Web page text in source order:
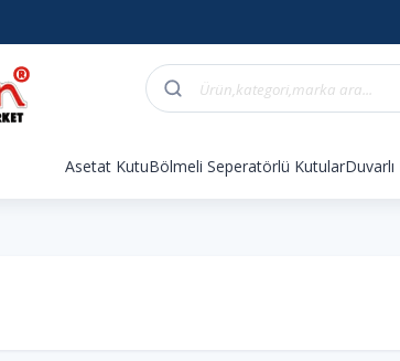
Asetat KutuBölmeli Seperatörlü Kutular